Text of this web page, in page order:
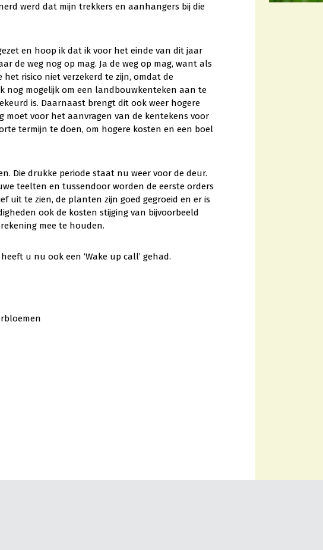
werd dat mijn trekkers en aanhangers bij die
en hoop ik dat ik voor het einde van dit jaar
de weg nog op mag. Ja de weg op mag, want als
risico niet verzekerd te zijn, omdat de
nog mogelijk om een landbouwkenteken aan te
is. Daarnaast brengt dit ook weer hogere
moet voor het aanvragen van de kentekens voor
termijn te doen, om hogere kosten en een boel
Die drukke periode staat nu weer voor de deur.
teelten en tussendoor worden de eerste orders
uit te zien, de planten zijn goed gegroeid en er is
ook de kosten stijging van bijvoorbeeld
mee te houden.
u nu ook een ‘Wake up call’ gehad.